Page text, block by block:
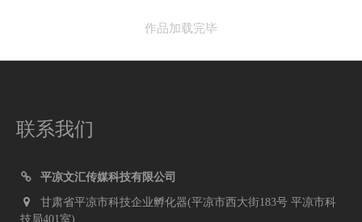
作品加载完毕
联系我们
平凉文汇传媒科技有限公司
甘肃省平凉市科技企业孵化器(平凉市西大街183号 平凉市科
技局401室)